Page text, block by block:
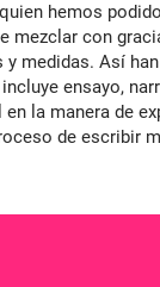
hemos
mezclar con
medidas. Así
ensayo,
la manera de
de escribir